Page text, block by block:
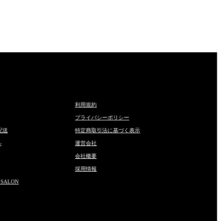
送
利用規約
プライバシーポリシー
特定商取引法に基づく表示
運営会社
会社概要
採用情報